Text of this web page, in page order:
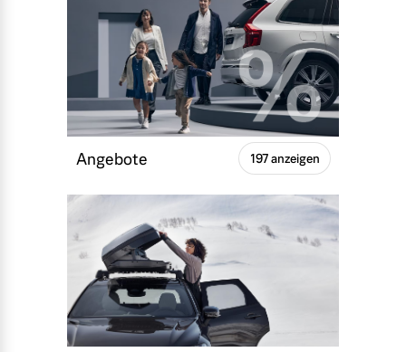
Angebote 197 anzeigen